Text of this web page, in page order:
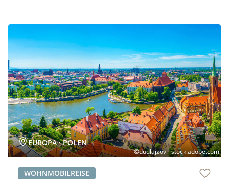
Neu
©dudlajzov - stock.adobe.com
EUROPA · POLEN
WOHNMOBILREISE